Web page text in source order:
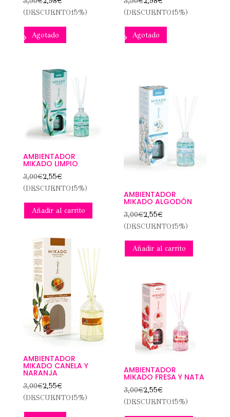
(DESCUENTO15%)
Agotado
(DESCUENTO15%)
Agotado
AMBIENTADOR
MIKADO LIMPIO
3,00€2,55€
(DESCUENTO15%)
Añadir al carrito
AMBIENTADOR
MIKADO ALGODÓN
3,00€2,55€
(DESCUENTO15%)
Añadir al carrito
AMBIENTADOR
MIKADO CANELA Y
NARANJA
3,00€2,55€
(DESCUENTO15%)
AMBIENTADOR
MIKADO FRESA Y NATA
3,00€2,55€
(DESCUENTO15%)